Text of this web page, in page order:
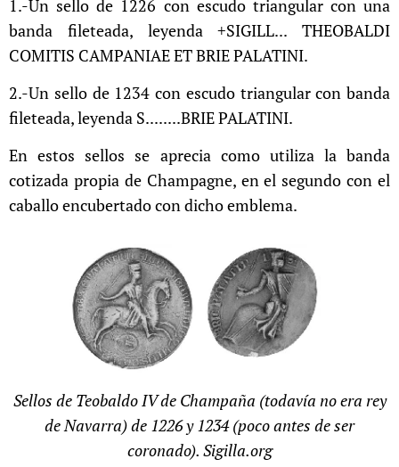
1.-Un sello de 1226 con escudo triangular con una
banda fileteada, leyenda +SIGILL... THEOBALDI
COMITIS CAMPANIAE ET BRIE PALATINI.
2.-Un sello de 1234 con escudo triangular con banda
fileteada, leyenda S........BRIE PALATINI.
En estos sellos se aprecia como utiliza la banda
cotizada propia de Champagne, en el segundo con el
caballo encubertado con dicho emblema.
Sellos de Teobaldo IV de Champaña (todavía no era rey
de Navarra) de 1226 y 1234 (poco antes de ser
coronado). Sigilla.org